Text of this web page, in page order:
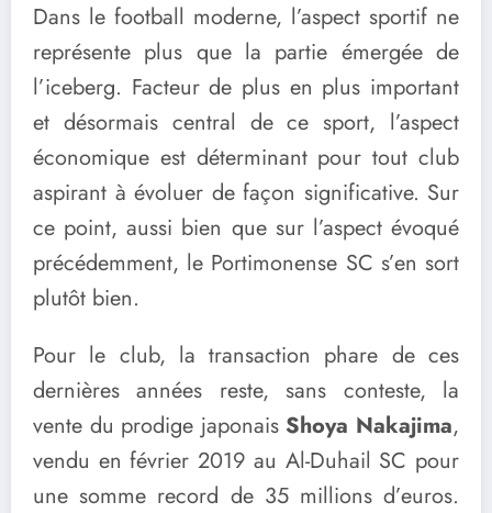
Dans le football moderne, l’aspect sportif ne
représente plus que la partie émergée de
l’iceberg. Facteur de plus en plus important
et désormais central de ce sport, l’aspect
économique est déterminant pour tout club
aspirant à évoluer de façon significative. Sur
ce point, aussi bien que sur l’aspect évoqué
précédemment, le Portimonense SC s’en sort
plutôt bien.
Pour le club, la transaction phare de ces
dernières années reste, sans conteste, la
vente du prodige japonais Shoya Nakajima,
vendu en février 2019 au Al-Duhail SC pour
une somme record de 35 millions d’euros.